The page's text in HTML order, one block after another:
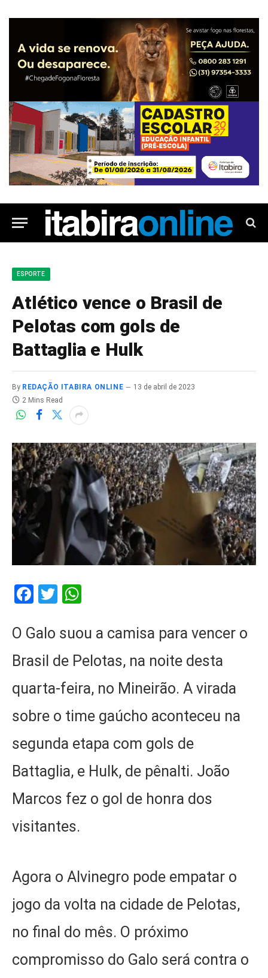
ESPORTE
Atlético vence o Brasil de
Pelotas com gols de
Battaglia e Hulk
By REDAÇÃO ITABIRA ONLINE
13 de abril de 2023
2 Mins Read
Facebook
Twitter
O Galo suou a camisa para vencer o
Brasil de Pelotas, na noite desta
quarta-feira, no Mineirão. A virada
sobre o time gaúcho aconteceu na
segunda etapa com gols de
Battaglia, e Hulk, de pênalti. João
Marcos fez o gol de honra dos
visitantes.
Agora o Alvinegro pode empatar o
jogo da volta na cidade de Pelotas,
no final do mês. O próximo
compromisso do Galo será contra o